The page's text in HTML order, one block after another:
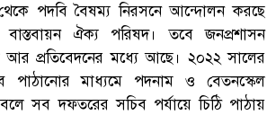
পদবি বৈষম্য নিরসনে আন্দোলন করছে
বাস্তবায়ন ঐক্য পরিষদ। তবে জনপ্রশাসন
আর প্রতিবেদনের মধ্যে আছে। ২০২২ সালের
পাঠানোর মাধ্যমে পদনাম ও বেতনস্কেল
সব দফতরের সচিব পর্যায়ে চিঠি পাঠায়